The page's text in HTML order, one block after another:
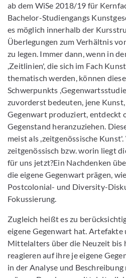
ab dem WiSe 2018/19 für
Bachelor-Studiengangs
es möglich innerhalb der
Überlegungen zum Verhältnis
zu legen. Immer dann, wenn in
,Zeitlinien', die sich im Fach
thematisch werden, können
Schwerpunkts
zuvorderst bedeuten, jene
Gegenwart produziert, entdeckt
Gegenstand heranzuziehen.
meist als ,zeitgenössische
zeitgenössisch bzw. worin liegt
für uns jetzt?Ein Nachdenken
die eigene Gegenwart prägen,
Postcolonial- und Diversity-
Fokussierung.
Zugleich heißt es zu
eigene Gegenwart hat. Artefakte
Mittelalters über die Neuzeit bis
reagieren auf ihre je eigene
in der Analyse und